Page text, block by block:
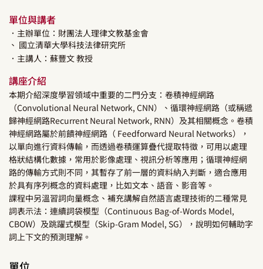
單位與講者
．主辦單位：財團法人理律文教基金會
、 國立清華大學科技法律研究所
．主講人： 蘇豐文教授
講座介紹
本期介紹深度學習領域中重要的二門分支：卷積神經網路
（Convolutional Neural Network, CNN）、循環神經網路（或稱遞
歸神經網路Recurrent Neural Network, RNN）及其相關概念。卷積
神經網路屬於前饋神經網路（ Feedforward Neural Networks），
以單向進行資料傳輸，而透過卷積運算疊代提取特徵，可用以處理
格狀結構化數據，常用於影像處理、視訊分析等應用；循環神經網
路的傳輸方式則不同，其暫存了前一層的資料納入判斷，適合應用
於具有序列概念的資料處理，比如文本、語音、影音等。
課程中另溫習詞向量概念、補充講解自然語言處理技術的二種常見
詞表示法：連續詞袋模型（Continuous Bag-of-Words Model,
CBOW）及跳躍式模型（Skip-Gram Model, SG），說明如何輔助字
詞上下文的預測理解。